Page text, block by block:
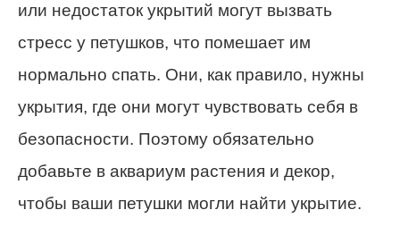
или недостаток укрытий могут вызвать
стресс у петушков, что помешает им
нормально спать. Они, как правило, нужны
укрытия, где они могут чувствовать себя в
безопасности. Поэтому обязательно
добавьте в аквариум растения и декор,
чтобы ваши петушки могли найти укрытие.